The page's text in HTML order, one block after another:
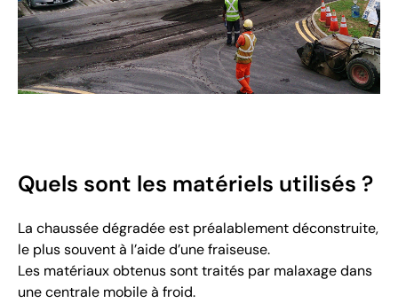
Quels sont les matériels utilisés ?
La chaussée dégradée est préalablement déconstruite,
le plus souvent à l’aide d’une fraiseuse.
Les matériaux obtenus sont traités par malaxage dans
une centrale mobile à froid.